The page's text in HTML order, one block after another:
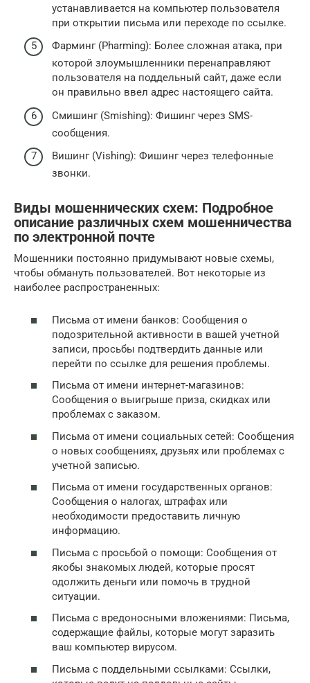
устанавливается на компьютер пользователя
при открытии письма или переходе по ссылке.
Фарминг (Pharming): Более сложная атака, при
которой злоумышленники перенаправляют
пользователя на поддельный сайт, даже если
он правильно ввел адрес настоящего сайта.
Смишинг (Smishing): Фишинг через SMS-
сообщения.
Вишинг (Vishing): Фишинг через телефонные
звонки.
Виды мошеннических схем: Подробное
описание различных схем мошенничества
по электронной почте
Мошенники постоянно придумывают новые схемы,
чтобы обмануть пользователей. Вот некоторые из
наиболее распространенных:
Письма от имени банков: Сообщения о
подозрительной активности в вашей учетной
записи, просьбы подтвердить данные или
перейти по ссылке для решения проблемы.
Письма от имени интернет-магазинов:
Сообщения о выигрыше приза, скидках или
проблемах с заказом.
Письма от имени социальных сетей: Сообщения
о новых сообщениях, друзьях или проблемах с
учетной записью.
Письма от имени государственных органов:
Сообщения о налогах, штрафах или
необходимости предоставить личную
информацию.
Письма с просьбой о помощи: Сообщения от
якобы знакомых людей, которые просят
одолжить деньги или помочь в трудной
ситуации.
Письма с вредоносными вложениями: Письма,
содержащие файлы, которые могут заразить
ваш компьютер вирусом.
Письма с поддельными ссылками: Ссылки,